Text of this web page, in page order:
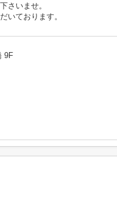
さいませ。
いております。
9F